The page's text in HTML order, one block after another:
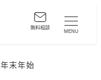
MENU
年末年始
無料相談